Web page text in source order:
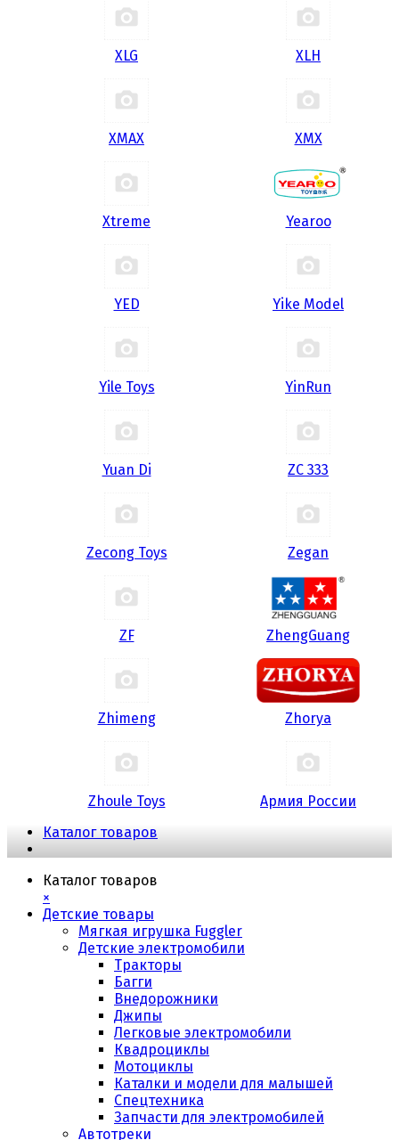
XLG XLH
XMAX XMX
Xtreme Yearoo
YED Yike Model
Yile Toys YinRun
Yuan Di ZC 333
Zecong Toys Zegan
ZF ZhengGuang
Zhimeng Zhorya
Zhoule Toys
Армия России
Каталог товаров
Каталог товаров
×
Детские товары
Мягкая игрушка Fuggler
Детские электромобили
Тракторы
Багги
Внедорожники
Джипы
Легковые электромобили
Квадроциклы
Мотоциклы
Каталки и модели для малышей
Спецтехника
Запчасти для электромобилей
Автотреки